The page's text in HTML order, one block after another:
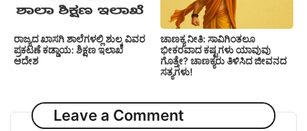
ರಾಜ್ಯದ ಖಾಸಗಿ ಶಾಲೆಗಳಲ್ಲಿ ಶುಲ್ಕ ವಿವರ
ಪ್ರಕಟಣೆ ಕಡ್ಡಾಯ: ಶಿಕ್ಷಣ ಇಲಾಖೆ
ಆದೇಶ
ಚಾಣಕ್ಯ ನೀತಿ: ಸಾವಿಗಿಂತಲೂ
ಭೀಕರವಾದ ಕಷ್ಟಗಳು ಯಾವುವು
ಗೊತ್ತೇ? ಚಾಣಕ್ಯರು ತಿಳಿಸಿದ ಜೀವನದ
ಸತ್ಯಗಳು!
Leave a Comment